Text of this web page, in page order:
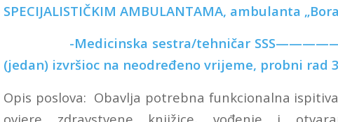
SPECIJALISTIČKIM AMBULANTAMA, ambulanta
-Medicinska sestra/tehničar
(jedan) izvršioc na neodređeno vrijeme, probni rad
Opis poslova: Obavlja potrebna funkcionalna